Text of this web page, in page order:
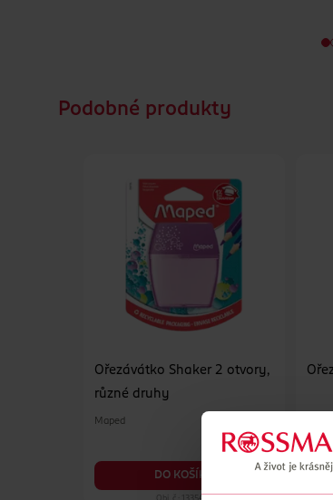
Podobné produkty
Ořezávátko Shaker 2 otvory,
různé druhy
Maped
47.90 Kč
DO KOŠÍKU